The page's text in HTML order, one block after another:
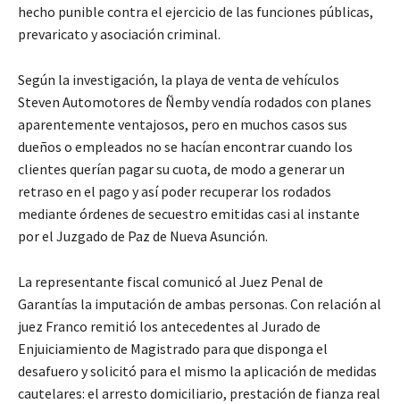
hecho punible contra el ejercicio de las funciones públicas,
prevaricato y asociación criminal.
Según la investigación, la playa de venta de vehículos
Steven Automotores de Ñemby vendía rodados con planes
aparentemente ventajosos, pero en muchos casos sus
dueños o empleados no se hacían encontrar cuando los
clientes querían pagar su cuota, de modo a generar un
retraso en el pago y así poder recuperar los rodados
mediante órdenes de secuestro emitidas casi al instante
por el Juzgado de Paz de Nueva Asunción.
La representante fiscal comunicó al Juez Penal de
Garantías la imputación de ambas personas. Con relación al
juez Franco remitió los antecedentes al Jurado de
Enjuiciamiento de Magistrado para que disponga el
desafuero y solicitó para el mismo la aplicación de medidas
cautelares: el arresto domiciliario, prestación de fianza real